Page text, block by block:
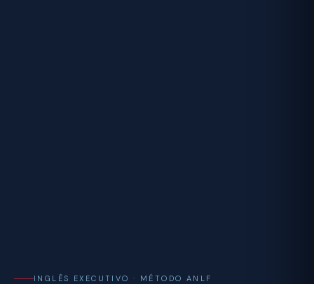
INGLÊS EXECUTIVO · MÉTODO ANLF